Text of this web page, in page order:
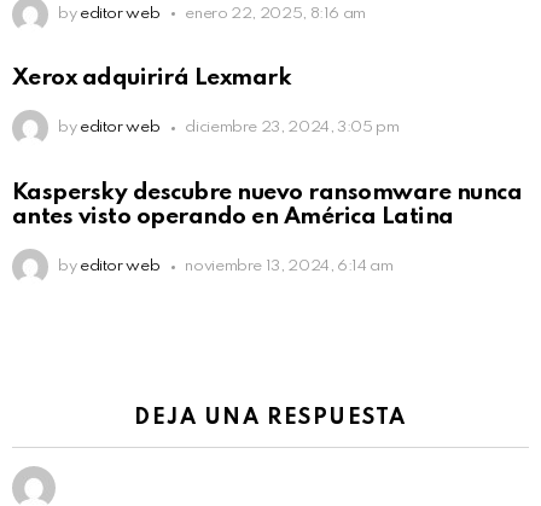
by editor web enero 22, 2025, 8:16 am
Xerox adquirirá Lexmark
by editor web diciembre 23, 2024, 3:05 pm
Kaspersky descubre nuevo ransomware nunca
antes visto operando en América Latina
by editor web noviembre 13, 2024, 6:14 am
DEJA UNA RESPUESTA